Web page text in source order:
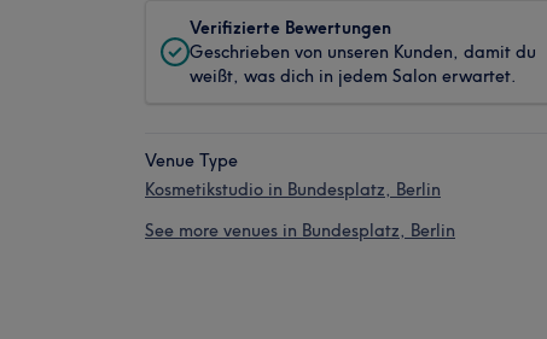
Verifizierte Bewertungen
Geschrieben von unseren Kunden, damit du
weißt, was dich in jedem Salon erwartet.
Venue Type
Kosmetikstudio in Bundesplatz, Berlin
See more venues in Bundesplatz, Berlin